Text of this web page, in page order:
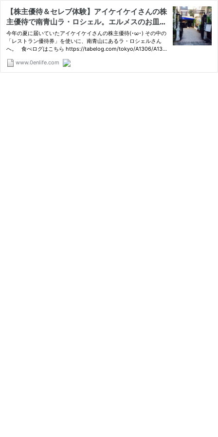
【株主優待＆セレブ体験】アイケイケイさんの株
主優待で南青山ラ・ロシェル。エルメスのお皿に
豪華なコース料理を堪能。 | 0円生活.com
今年の夏に届いていたアイケイケイさんの株主優待(･ω･) その中の
「レストラン優待券」を使いに、南青山にあるラ・ロシェルさん
へ。 食べログはこちら https://tabelog.com/tokyo/A1306/A130
www.0enlife.com